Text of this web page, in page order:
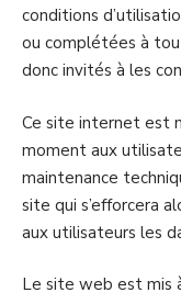
conditions
ou complétées à
donc invités à les
Ce site internet est
moment aux
maintenance
site qui s’efforcera
aux utilisateurs les
Le site web est mis